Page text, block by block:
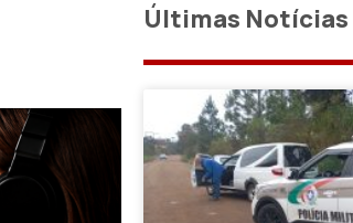
Últimas Notícias